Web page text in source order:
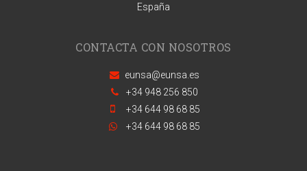
España
CONTACTA CON NOSOTROS
eunsa@eunsa.es
+34 948 256 850
+34 644 98 68 85
+34 644 98 68 85